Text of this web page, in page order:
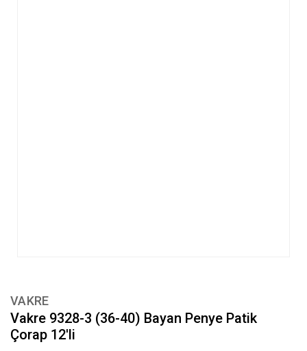
VAKRE
Vakre 9328-3 (36-40) Bayan Penye Patik
Çorap 12'li